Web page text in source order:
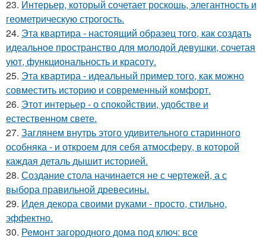
23. Интерьер, который сочетает роскошь, элегантность и
геометрическую строгость.
24. Эта квартира - настоящий образец того, как создать
идеальное пространство для молодой девушки, сочетая
уют, функциональность и красоту.
25. Эта квартира - идеальный пример того, как можно
совместить историю и современный комфорт.
26. Этот интерьер - о спокойствии, удобстве и
естественном свете.
27. Заглянем внутрь этого удивительного старинного
особняка - и откроем для себя атмосферу, в которой
каждая деталь дышит историей.
28. Создание стола начинается не с чертежей, а с
выбора правильной древесины.
29. Идея декора своими руками - просто, стильно,
эффектно.
30. Ремонт загородного дома под ключ: все